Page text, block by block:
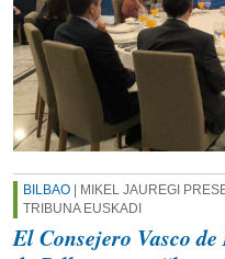
BILBAO | MIKEL JAUREGI
TRIBUNA EUSKADI
El Consejero Vasco